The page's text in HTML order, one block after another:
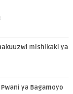
mishikaki ya
ya Bagamoyo